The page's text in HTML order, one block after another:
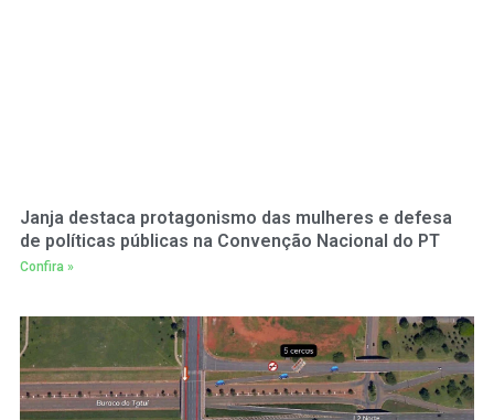
Janja destaca protagonismo das mulheres e defesa
de políticas públicas na Convenção Nacional do PT
Confira »